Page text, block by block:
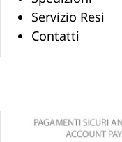
Servizio Resi
Contatti